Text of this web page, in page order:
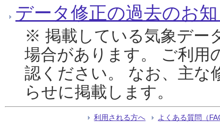
データ修正の過去のお
※ 掲載している気象デー
場合があります。 ご利用
認ください。 なお、主な
らせに掲載します。
利用される方へ よくある質問（